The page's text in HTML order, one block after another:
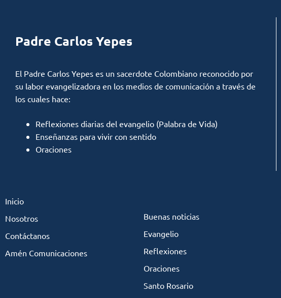
Padre Carlos Yepes
El Padre Carlos Yepes es un sacerdote Colombiano reconocido por
su labor evangelizadora en los medios de comunicación a través de
los cuales hace:
Reflexiones diarias del evangelio (Palabra de Vida)
Enseñanzas para vivir con sentido
Oraciones
Inicio
Nosotros
Contáctanos
Amén Comunicaciones
Buenas noticias
Evangelio
Reflexiones
Oraciones
Santo Rosario